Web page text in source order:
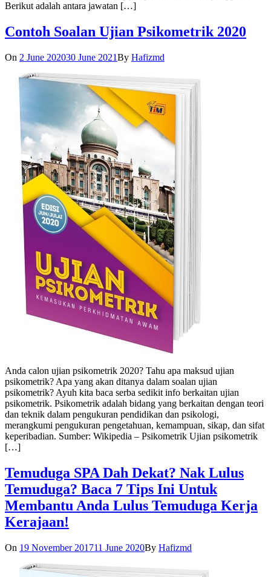
Berikut adalah antara jawatan […]
Contoh Soalan Ujian Psikometrik 2020
On 2 June 202030 June 2021By Hafizmd
Anda calon ujian psikometrik 2020? Tahu apa maksud ujian
psikometrik? Apa yang akan ditanya dalam soalan ujian
psikometrik? Ayuh kita baca serba sedikit info berkaitan ujian
psikometrik. Psikometrik adalah bidang yang berkaitan dengan teori
dan teknik dalam pengukuran pendidikan dan psikologi,
merangkumi pengukuran pengetahuan, kemampuan, sikap, dan sifat
keperibadian. Sumber: Wikipedia – Psikometrik Ujian psikometrik
[…]
Temuduga SPA Dah Dekat? Nak Lulus
Temuduga? Baca 7 Tips Ini Untuk
Membantu Anda Lulus Temuduga Kerja
Kerajaan!
On 19 November 201711 June 2020By Hafizmd